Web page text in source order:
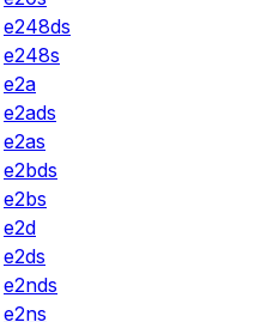
e248ds
e248s
e2a
e2ads
e2as
e2bds
e2bs
e2d
e2ds
e2nds
e2ns